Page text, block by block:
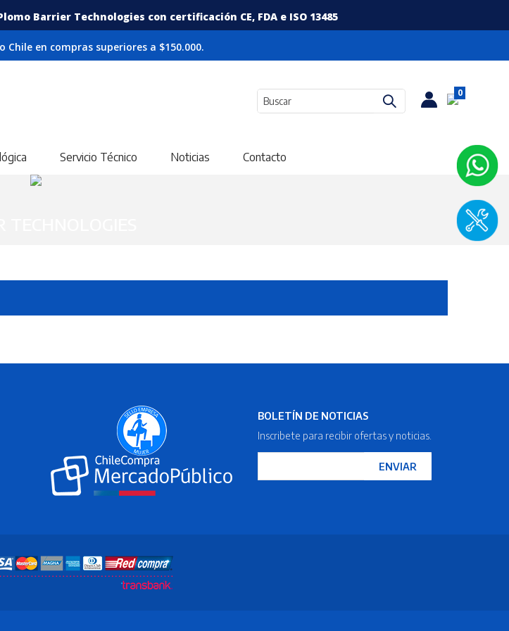
Barrier Technologies con certificación CE, FDA e ISO 13485
en compras superiores a $150.000.
0
Servicio Técnico Noticias Contacto
BOLETÍN DE NOTICIAS
Inscribete para recibir ofertas y noticias.
ENVIAR